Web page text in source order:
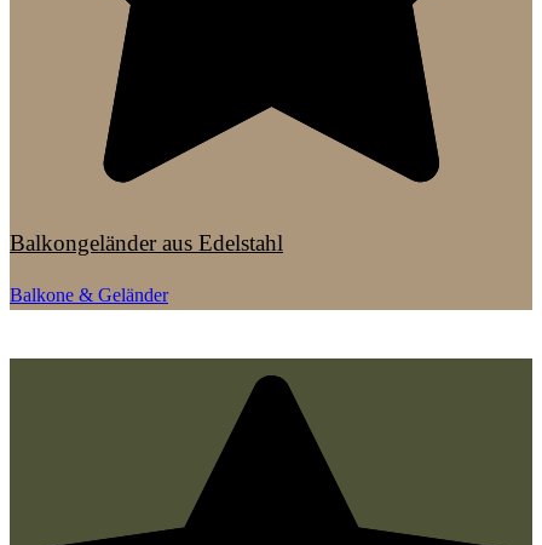
Balkongeländer aus Edelstahl
Balkone & Geländer